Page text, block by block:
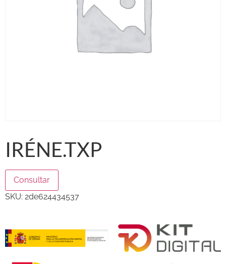
IRÉNE.TXP
Consultar
SKU: 2de624434537